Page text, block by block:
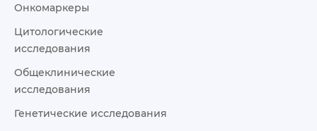
Онкомаркеры
Цитологические
исследования
Общеклинические
исследования
Генетические исследования